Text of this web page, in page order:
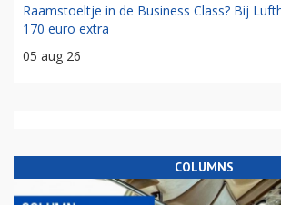
Raamstoeltje in de Business Class? Bij
170 euro extra
05 aug 26
COLUMNS